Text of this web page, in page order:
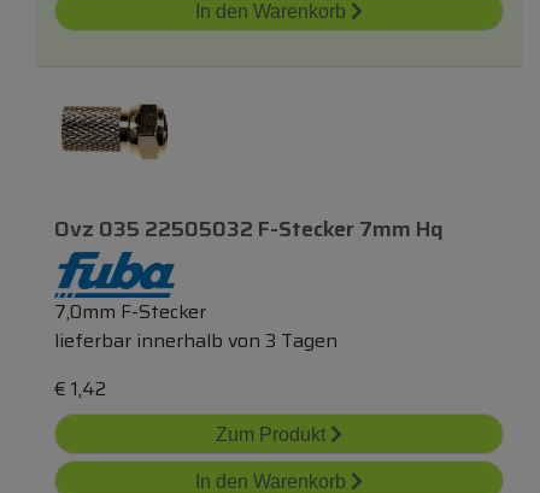
In den Warenkorb
Ovz 035 22505032 F-Stecker 7mm Hq
7,0mm F-Stecker
lieferbar innerhalb von 3 Tagen
€ 1,42
Zum Produkt
In den Warenkorb